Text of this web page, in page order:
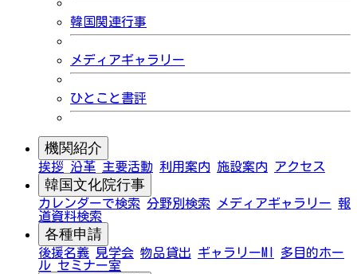
韓国関連行事
メディアギャラリー
ひとこと書評
機関紹介
挨拶 沿革 主要活動 利用案内 施設案内 アクセス
韓国文化院行事
カレンダーで検索 分野別検索 メディアギャラリー 報
道資料検索
各種申請
後援名義 見学会 物品貸出 ギャラリーMI
多目的ホー
ル セミナー室